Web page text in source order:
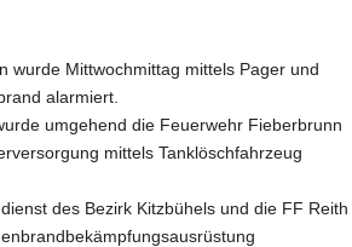
wurde Mittwochmittag mittels Pager und
alarmiert.
umgehend die Feuerwehr Fieberbrunn
mittels Tanklöschfahrzeug
des Bezirk Kitzbühels und die FF Reith